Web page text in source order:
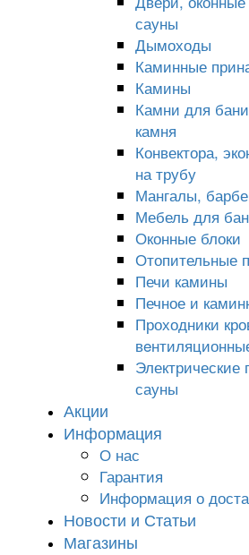
сауны
Дымоходы
Каминные
Камины
Камни для
камня
Конвектора,
на трубу
Мангалы,
Мебель для
Оконные блоки
Отопительные
Печи камины
Печное и
Проходники
сауны
Акции
Информация
О нас
Гарантия
Информация о
Новости и Статьи
Магазины